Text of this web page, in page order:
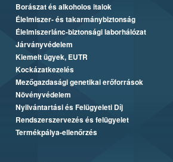
Borászat és alkoholos italok
Élelmiszer- és takarmánybiztonság
Élelmiszerlánc-biztonsági laborhálózat
Járványvédelem
Kiemelt ügyek, EUTR
Kockázatkezelés
Mezőgazdasági genetikai erőforrások
Növényvédelem
Nyilvántartási és Felügyeleti Díj
Rendszerszervezés és felügyelet
Termékpálya-ellenőrzés